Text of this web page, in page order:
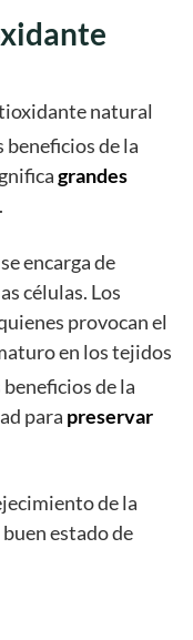
natural
beneficios de la
grandes
.
encarga de
células. Los
provocan el
en los tejidos
de la
para preservar
de la
estado de